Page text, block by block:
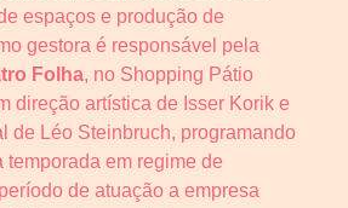
espaços e produção de
gestora é responsável pela
Folha, no Shopping Pátio
direção artística de Isser Korik e
de Léo Steinbruch, programando
temporada em regime de
de atuação a empresa